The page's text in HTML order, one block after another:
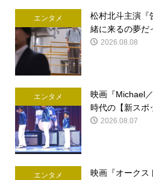
エンタメ
松村北斗主演
緒に来るの夢だ
2026.08.08
エンタメ
映画『Michael
時代の【新スポ
2026.08.07
エンタメ
映画『オークス